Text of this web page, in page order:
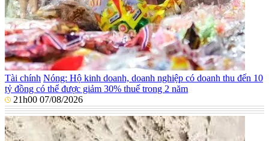
Tài chính Nóng: Hộ kinh doanh, doanh nghiệp có doanh thu đến 10
tỷ đồng có thể được giảm 30% thuế trong 2 năm
21h00 07/08/2026